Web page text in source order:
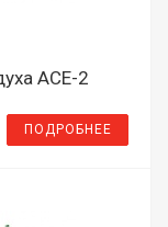
ACE-2
ПОДРОБНЕЕ